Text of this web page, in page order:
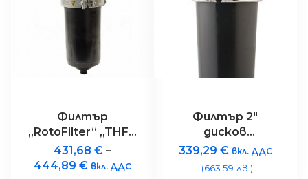
Филтър
„RotoFilter“ „THF“,
2″ 120 mesh,
дисков
431,68€ –
444,89€ вкл. ДДС
Филтър 2″
дисков
„TYPHOON“
339,29 € вкл. ДДС
(663.59 лв.)